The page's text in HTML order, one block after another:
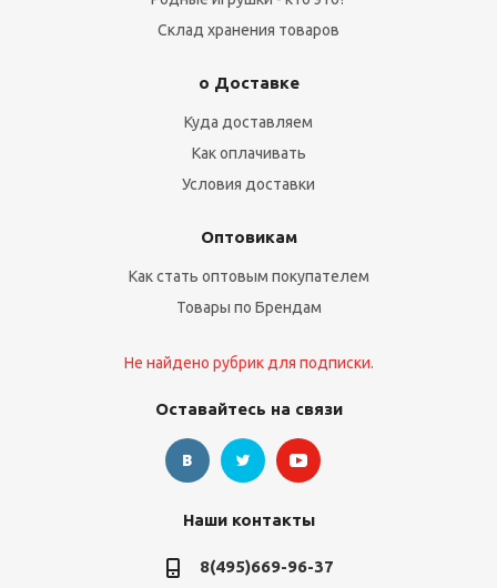
Склад хранения товаров
о Доставке
Куда доставляем
Как оплачивать
Условия доставки
Оптовикам
Как стать оптовым покупателем
Товары по Брендам
Не найдено рубрик для подписки.
Оставайтесь на связи
Наши контакты
8(495)669-96-37